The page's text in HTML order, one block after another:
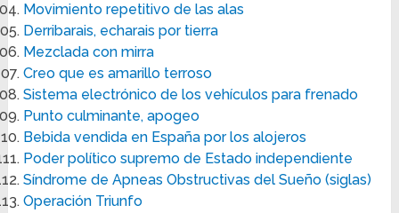
Movimiento repetitivo de las alas
Derribarais, echarais por tierra
Mezclada con mirra
Creo que es amarillo terroso
Sistema electrónico de los vehículos para frenado
Punto culminante, apogeo
Bebida vendida en España por los alojeros
Poder político supremo de Estado independiente
Síndrome de Apneas Obstructivas del Sueño (siglas)
Operación Triunfo